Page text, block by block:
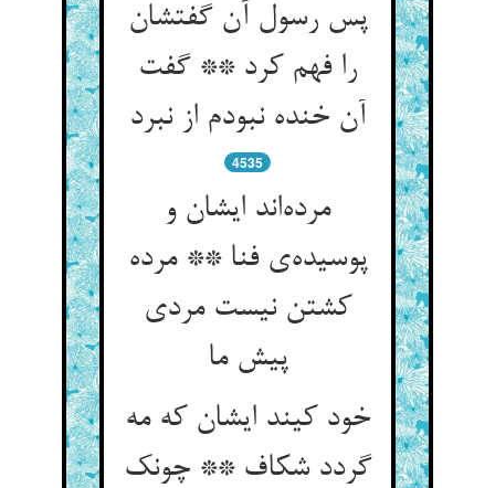
پس رسول آن گفتشان
را فهم کرد ** گفت
آن خنده نبودم از نبرد
4535
مرده‌اند ایشان و
پوسیده‌ی فنا ** مرده
کشتن نیست مردی
پیش ما
خود کیند ایشان که مه
گردد شکاف ** چونک